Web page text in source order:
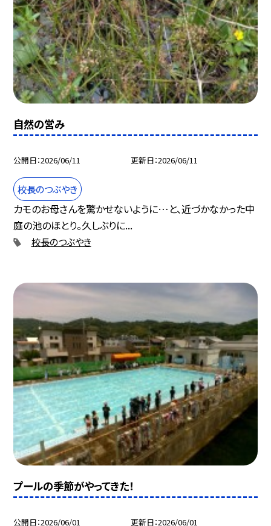
自然の営み
公開日 2026/06/11 更新日 2026/06/11
校長のつぶやき
カモのお母さんを驚かせないように…と、近づかなかった中
庭の池のほとり。久しぶりに...
校長のつぶやき
プールの季節がやってきた！
公開日 2026/06/01 更新日 2026/06/01